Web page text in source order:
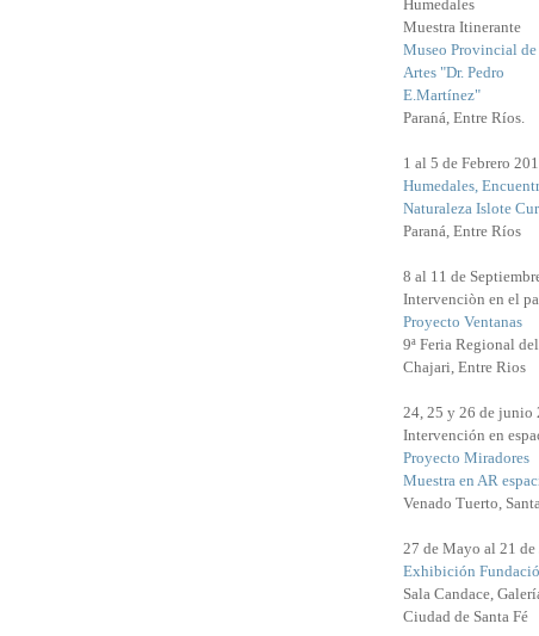
Humedales
Muestra Itinerante
Museo Provincial
Artes "Dr. Pedro
E.Martínez"
Paraná, Entre Ríos.
1 al 5 de Febrero
Humedales,
Naturaleza Islote
Paraná, Entre Ríos
8 al 11 de
Intervenciòn en el
Proyecto Ventanas
9ª Feria Regional
Chajari, Entre Rios
24, 25 y 26 de junio
Intervención en
Proyecto Miradores
Muestra en AR
Venado Tuerto,
27 de Mayo al 21 de
Exhibición
Sala Candace,
Ciudad de Santa Fé